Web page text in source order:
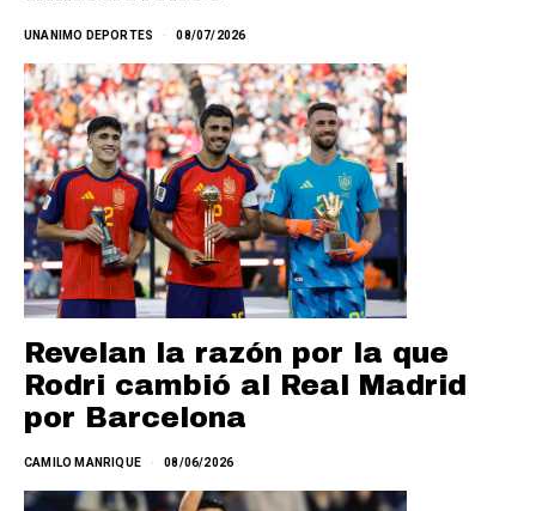
UNANIMO DEPORTES 08/07/2026
Revelan la razón por la que
Rodri cambió al Real Madrid
por Barcelona
CAMILO MANRIQUE 08/06/2026